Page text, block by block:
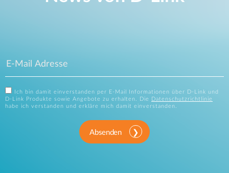
Ich bin damit einverstanden per E-Mail Informationen über D-Link und
D-Link Produkte sowie Angebote zu erhalten. Die
Datenschutzrichtlinie
habe ich verstanden und erkläre mich damit einverstanden.
Absenden